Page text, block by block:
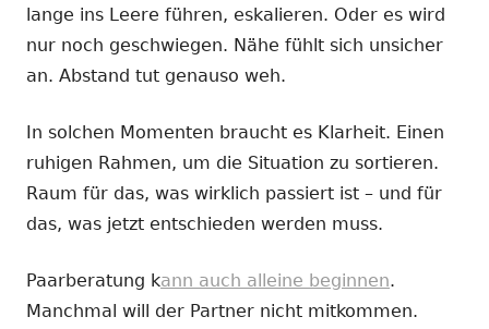
lange ins Leere führen, eskalieren. Oder es wird
nur noch geschwiegen. Nähe fühlt sich unsicher
an. Abstand tut genauso weh.
In solchen Momenten braucht es Klarheit. Einen
ruhigen Rahmen, um die Situation zu sortieren.
Raum für das, was wirklich passiert ist – und für
das, was jetzt entschieden werden muss.
Paarberatung kann auch alleine beginnen.
Manchmal will der Partner nicht mitkommen.